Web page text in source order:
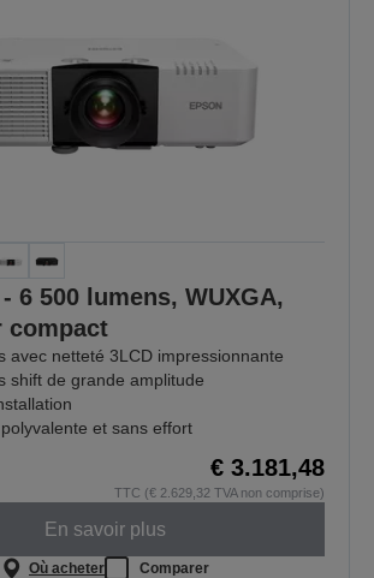
6 500 lumens, WUXGA,
compact
avec netteté 3LCD impressionnante
shift de grande amplitude
et sans effort
€ 3.181,48
TTC (€ 2.629,32 TVA non comprise)
En savoir plus
Où acheter Comparer